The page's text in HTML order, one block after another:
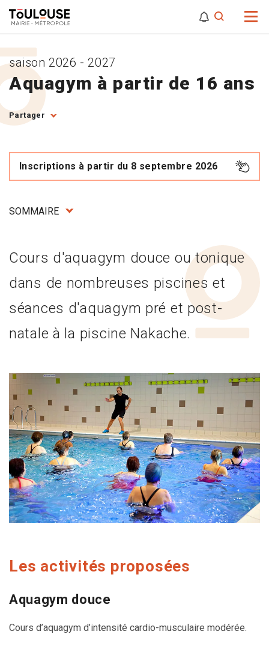
Aquagym à partir de 16 ans
saison 2026 - 2027
Partager
Inscriptions à partir du 8 septembre 2026
SOMMAIRE
Cours d'aquagym douce ou tonique
dans de nombreuses piscines et
séances d'aquagym pré et post-
natale à la piscine Nakache.
Les activités proposées
Aquagym douce
Cours d’aquagym d’intensité cardio-musculaire modérée.